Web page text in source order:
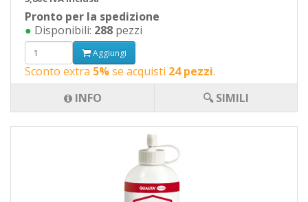
Pronto per la spedizione
● Disponibili: 288 pezzi
Aggiungi
Sconto extra 5%se acquisti 24 pezzi.
INFO
🔍 SIMILI